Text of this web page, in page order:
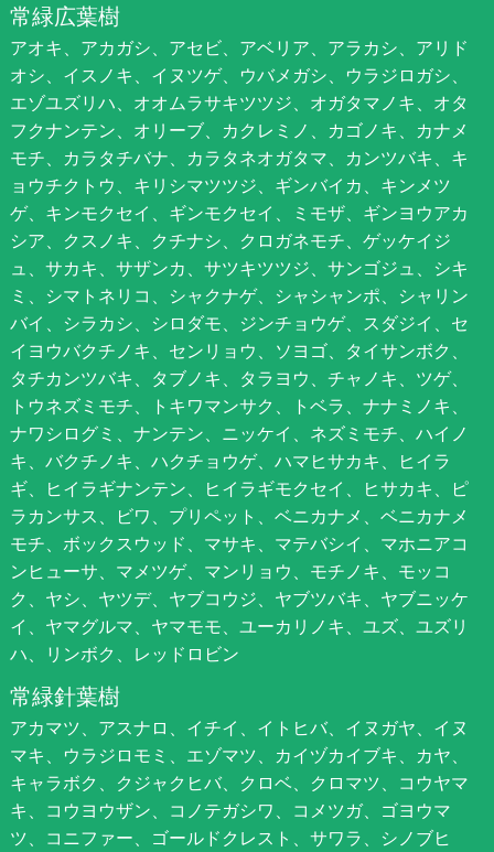
常緑広葉樹
アオキ、アカガシ、アセビ、アベリア、アラカシ、アリド
オシ、イスノキ、イヌツゲ、ウバメガシ、ウラジロガシ、
エゾユズリハ、オオムラサキツツジ、オガタマノキ、オタ
フクナンテン、オリーブ、カクレミノ、カゴノキ、カナメ
モチ、カラタチバナ、カラタネオガタマ、カンツバキ、キ
ョウチクトウ、キリシマツツジ、ギンバイカ、キンメツ
ゲ、キンモクセイ、ギンモクセイ、ミモザ、ギンヨウアカ
シア、クスノキ、クチナシ、クロガネモチ、ゲッケイジ
ュ、サカキ、サザンカ、サツキツツジ、サンゴジュ、シキ
ミ、シマトネリコ、シャクナゲ、シャシャンポ、シャリン
バイ、シラカシ、シロダモ、ジンチョウゲ、スダジイ、セ
イヨウバクチノキ、センリョウ、ソヨゴ、タイサンボク、
タチカンツバキ、タブノキ、タラヨウ、チャノキ、ツゲ、
トウネズミモチ、トキワマンサク、トベラ、ナナミノキ、
ナワシログミ、ナンテン、ニッケイ、ネズミモチ、ハイノ
キ、バクチノキ、ハクチョウゲ、ハマヒサカキ、ヒイラ
ギ、ヒイラギナンテン、ヒイラギモクセイ、ヒサカキ、ピ
ラカンサス、ビワ、プリペット、ベニカナメ、ベニカナメ
モチ、ボックスウッド、マサキ、マテバシイ、マホニアコ
ンヒューサ、マメツゲ、マンリョウ、モチノキ、モッコ
ク、ヤシ、ヤツデ、ヤブコウジ、ヤブツバキ、ヤブニッケ
イ、ヤマグルマ、ヤマモモ、ユーカリノキ、ユズ、ユズリ
ハ、リンボク、レッドロビン
常緑針葉樹
アカマツ、アスナロ、イチイ、イトヒバ、イヌガヤ、イヌ
マキ、ウラジロモミ、エゾマツ、カイヅカイブキ、カヤ、
キャラボク、クジャクヒバ、クロベ、クロマツ、コウヤマ
キ、コウヨウザン、コノテガシワ、コメツガ、ゴヨウマ
ツ、コニファー、ゴールドクレスト、サワラ、シノブヒ